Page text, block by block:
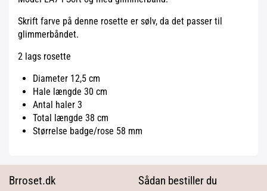
Skrift farve på denne rosette er sølv, da det passer til
glimmerbåndet.
2 lags rosette
Diameter 12,5 cm
Hale længde 30 cm
Antal haler 3
Total længde 38 cm
Størrelse badge/rose 58 mm
Brroset.dk Sådan bestiller du